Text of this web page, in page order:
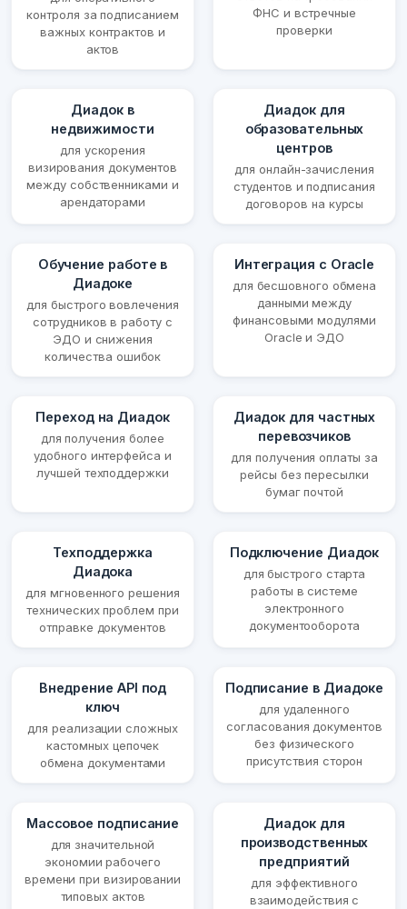
контроля за подписанием
важных контрактов и
актов
ФНС и встречные
проверки
Диадок в
недвижимости
для ускорения
визирования документов
между собственниками и
арендаторами
Диадок для
образовательных
центров
для онлайн-зачисления
студентов и подписания
договоров на курсы
Обучение работе в
Диадоке
для быстрого вовлечения
сотрудников в работу с
ЭДО и снижения
количества ошибок
Интеграция с Oracle
для бесшовного обмена
данными между
финансовыми модулями
Oracle и ЭДО
Переход на Диадок
для получения более
удобного интерфейса и
лучшей техподдержки
Диадок для частных
перевозчиков
для получения оплаты за
рейсы без пересылки
бумаг почтой
Техподдержка
Диадока
для мгновенного решения
технических проблем при
отправке документов
Подключение Диадок
для быстрого старта
работы в системе
электронного
документооборота
Внедрение API под
ключ
для реализации сложных
кастомных цепочек
обмена документами
Подписание в Диадоке
для удаленного
согласования документов
без физического
присутствия сторон
Массовое подписание
для значительной
экономии рабочего
времени при визировании
типовых актов
Диадок для
производственных
предприятий
для эффективного
взаимодействия с